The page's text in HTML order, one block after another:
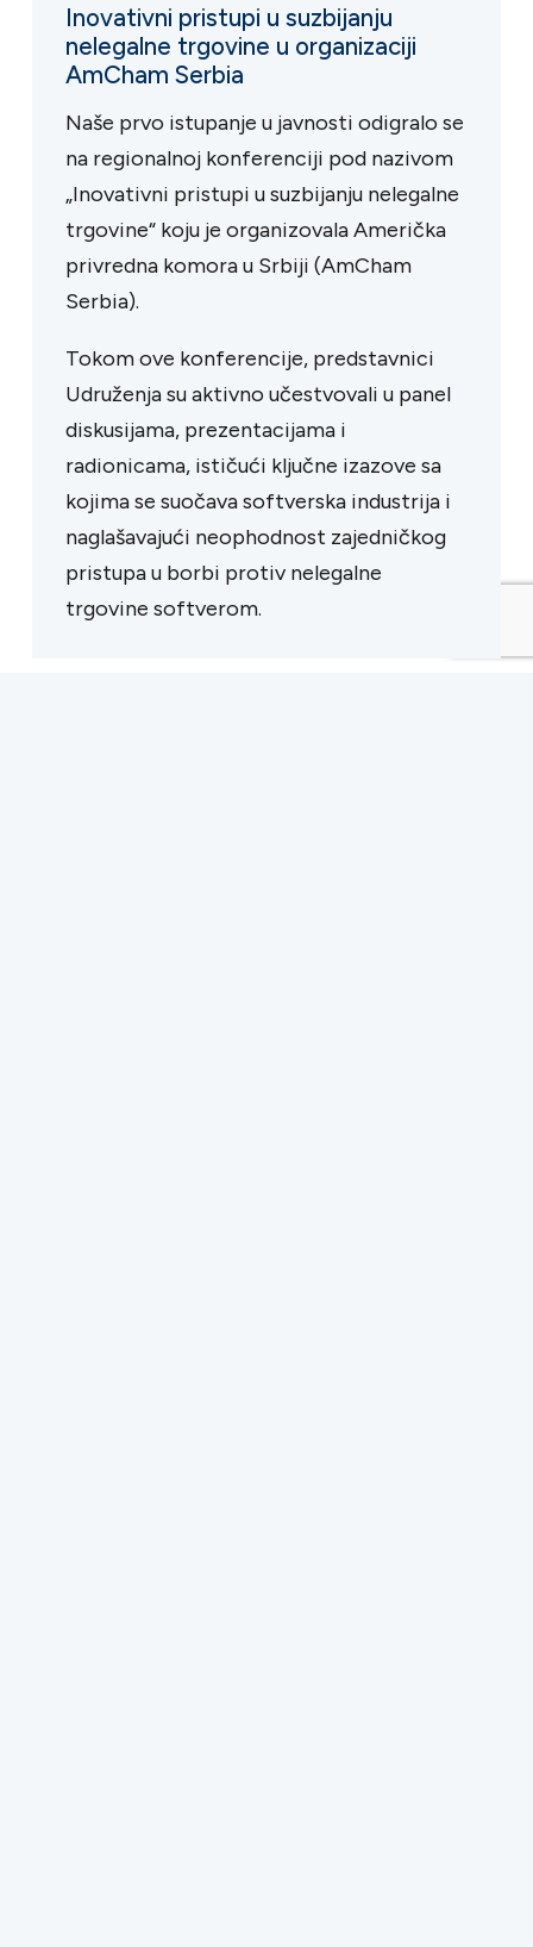
Inovativni pristupi u suzbijanju
nelegalne trgovine u organizaciji
AmCham Serbia
Naše prvo istupanje u javnosti odigralo se
na regionalnoj konferenciji pod nazivom
„Inovativni pristupi u suzbijanju nelegalne
trgovine“ koju je organizovala Američka
privredna komora u Srbiji (AmCham
Serbia).
Tokom ove konferencije, predstavnici
Udruženja su aktivno učestvovali u panel
diskusijama, prezentacijama i
radionicama, ističući ključne izazove sa
kojima se suočava softverska industrija i
naglašavajući neophodnost zajedničkog
pristupa u borbi protiv nelegalne
trgovine softverom.